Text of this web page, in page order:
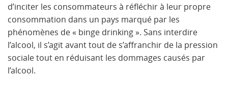
d’inciter les consommateurs à réfléchir à leur propre
consommation dans un pays marqué par les
phénomènes de « binge drinking ». Sans interdire
l’alcool, il s’agit avant tout de s’affranchir de la pression
sociale tout en réduisant les dommages causés par
l’alcool.